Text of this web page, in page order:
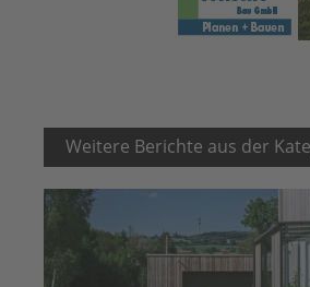
Weitere Berichte aus der